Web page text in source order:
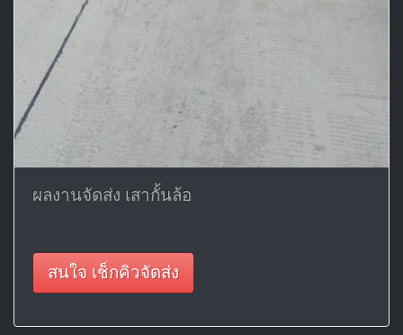
ผลงานจัดส่ง เสากั้นล้อ
สนใจ เช็กคิวจัดส่ง